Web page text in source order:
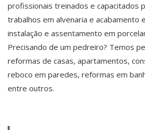
profissionais treinados e capacitados
trabalhos em alvenaria e acabamento
instalação e assentamento em
Precisando de um pedreiro? Temos
reformas de casas, apartamentos,
reboco em paredes, reformas em
entre outros.